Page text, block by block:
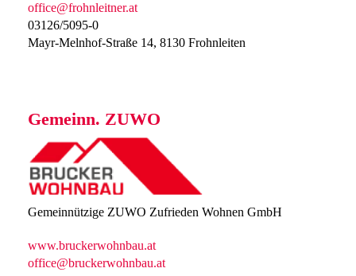
office@frohnleitner.at
03126/5095-0
Mayr-Melnhof-Straße 14, 8130 Frohnleiten
Gemeinn. ZUWO
Gemeinnützige ZUWO Zufrieden Wohnen GmbH
www.bruckerwohnbau.at
office@bruckerwohnbau.at